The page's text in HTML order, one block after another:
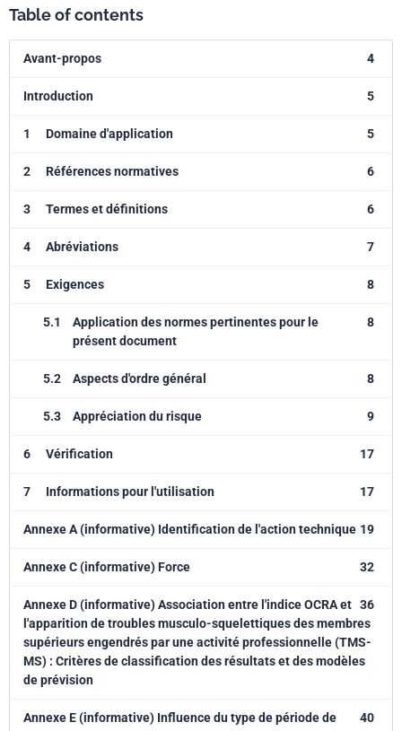
professionnel utilisées par la population active adulte en bonne santé.
associés pour le cou, le dos et les membres inférieurs.
Table of contents
Avant-propos 4
Introduction 5
1 Domaine d'application 5
2 Références normatives 6
3 Termes et définitions 6
4 Abréviations 7
5 Exigences 8
5.1
Application des normes pertinentes pour le
présent document
8
5.2 Aspects d'ordre général 8
5.3 Appréciation du risque 9
6 Vérification 17
7 Informations pour l'utilisation 17
Annexe A (informative) Identification de l'action technique 19
Annexe C (informative) Force 32
Annexe D (informative) Association entre l'indice OCRA et
l'apparition de troubles musculo-squelettiques des membres
supérieurs engendrés par une activité professionnelle (TMS-
MS) : Critères de classification des résultats et des modèles
de prévision
36
Annexe E (informative) Influence du type de période de
40